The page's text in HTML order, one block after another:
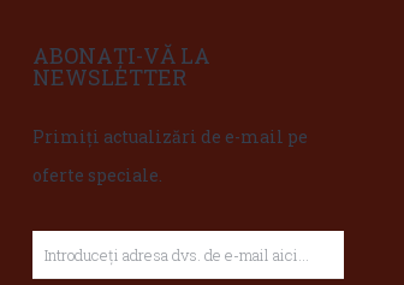
ABONAȚI-VĂ LA
NEWSLETTER
Primiți actualizări de e-mail pe
oferte speciale.